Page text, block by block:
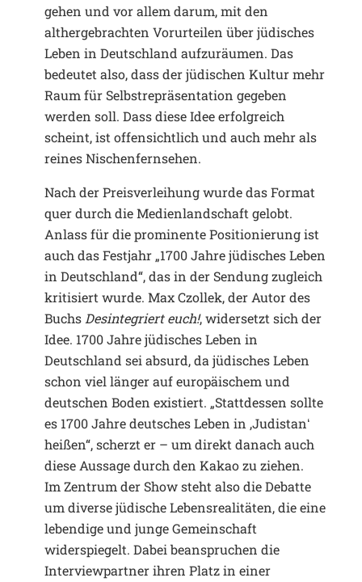
gehen und vor allem darum, mit den
althergebrachten Vorurteilen über jüdisches
Leben in Deutschland aufzuräumen. Das
bedeutet also, dass der jüdischen Kultur mehr
Raum für Selbstrepräsentation gegeben
werden soll. Dass diese Idee erfolgreich
scheint, ist offensichtlich und auch mehr als
reines Nischenfernsehen.
Nach der Preisverleihung wurde das Format
quer durch die Medienlandschaft gelobt.
Anlass für die prominente Positionierung ist
auch das Festjahr „1700 Jahre jüdisches Leben
in Deutschland“, das in der Sendung zugleich
kritisiert wurde. Max Czollek, der Autor des
Buchs Desintegriert euch!, widersetzt sich der
Idee. 1700 Jahre jüdisches Leben in
Deutschland sei absurd, da jüdisches Leben
schon viel länger auf europäischem und
deutschen Boden existiert. „Stattdessen sollte
es 1700 Jahre deutsches Leben in ,Judistanʻ
heißen“, scherzt er – um direkt danach auch
diese Aussage durch den Kakao zu ziehen.
Im Zentrum der Show steht also die Debatte
um diverse jüdische Lebensrealitäten, die eine
lebendige und junge Gemeinschaft
widerspiegelt. Dabei beanspruchen die
Interviewpartner ihren Platz in einer